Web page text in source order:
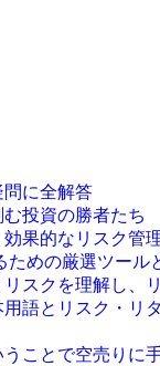
に全解答
投資の勝者たち
果的なリスク管
めの厳選ツール
スクを理解し、
語とリスク・リ
うことで空売り